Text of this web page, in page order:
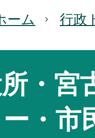
ーム 行政
・宮
・市